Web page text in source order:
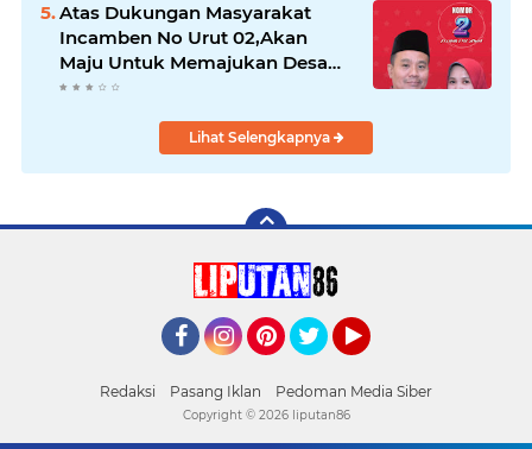
Atas Dukungan Masyarakat
Incamben No Urut 02,Akan
Maju Untuk Memajukan Desa
Tegal Kunir Kidul
Lihat Selengkapnya
Redaksi Pasang Iklan Pedoman Media Siber
Copyright © 2026 liputan86